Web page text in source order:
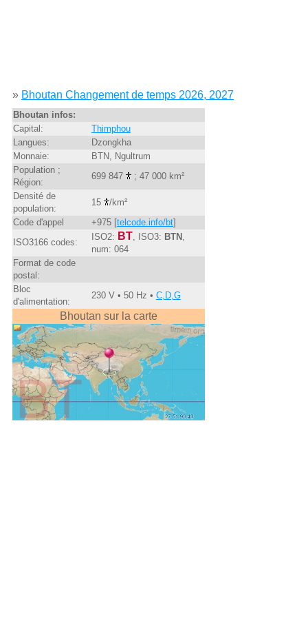
» Bhoutan Changement de temps 2026, 2027
Bhoutan infos:
Capital:
Thimphou
Langues:
Dzongkha
Monnaie:
BTN, Ngultrum
Population ;
Région:
699 847
; 47 000 km²
Densité de
population:
15
/km²
Code d'appel
+975 [telcode.info/bt]
ISO3166 codes:
ISO2: BT, ISO3: BTN,
num: 064
Format de code
postal:
Bloc
d'alimentation:
230 V • 50 Hz • C,D,G
Bhoutan sur la carte